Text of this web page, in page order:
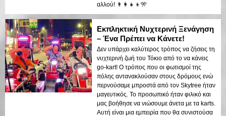
αλλού! 👨‍👩‍👧‍👦🎌
Εκπληκτική Νυχτερινή Ξενάγηση
– Ένα Πρέπει να Κάνετε!
Δεν υπάρχει καλύτερος τρόπος να ζήσεις τη
νυχτερινή ζωή του Τόκιο από το να κάνεις
go-kart! Ο τρόπος που οι φωτισμοί της
πόλης αντανακλούσαν στους δρόμους ενώ
περνούσαμε μπροστά από τον Skytree ήταν
μαγευτικός. Το προσωπικό ήταν φιλικό και
μας βοήθησε να νιώσουμε άνετα με τα karts.
Αυτή είναι μια εμπειρία που θα συνιστούσα